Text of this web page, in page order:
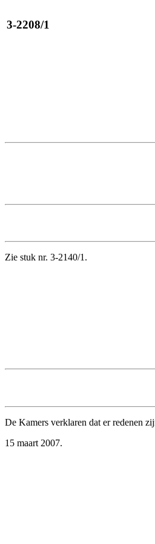
3-2208/1
Zie stuk nr. 3-2140/1.
De Kamers verklaren dat er redenen
15 maart 2007.